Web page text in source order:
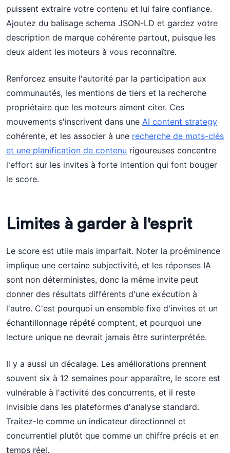
puissent extraire votre contenu et lui faire confiance.
Ajoutez du balisage schema JSON-LD et gardez votre
description de marque cohérente partout, puisque les
deux aident les moteurs à vous reconnaître.
Renforcez ensuite l'autorité par la participation aux
communautés, les mentions de tiers et la recherche
propriétaire que les moteurs aiment citer. Ces
mouvements s'inscrivent dans une AI content strategy
cohérente, et les associer à une recherche de mots-clés
et une planification de contenu rigoureuses concentre
l'effort sur les invites à forte intention qui font bouger
le score.
Limites à garder à l'esprit
Le score est utile mais imparfait. Noter la proéminence
implique une certaine subjectivité, et les réponses IA
sont non déterministes, donc la même invite peut
donner des résultats différents d'une exécution à
l'autre. C'est pourquoi un ensemble fixe d'invites et un
échantillonnage répété comptent, et pourquoi une
lecture unique ne devrait jamais être surinterprétée.
Il y a aussi un décalage. Les améliorations prennent
souvent six à 12 semaines pour apparaître, le score est
vulnérable à l'activité des concurrents, et il reste
invisible dans les plateformes d'analyse standard.
Traitez-le comme un indicateur directionnel et
concurrentiel plutôt que comme un chiffre précis et en
temps réel.